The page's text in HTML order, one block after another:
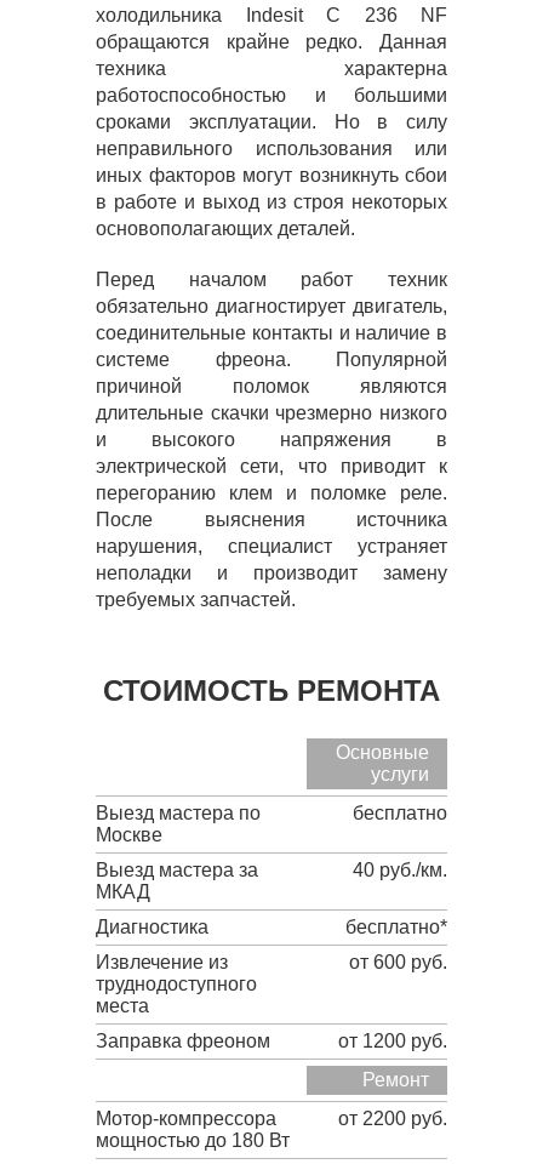
холодильника Indesit C 236 NF
обращаются крайне редко. Данная
техника характерна
работоспособностью и большими
сроками эксплуатации. Но в силу
неправильного использования или
иных факторов могут возникнуть сбои
в работе и выход из строя некоторых
основополагающих деталей.
Перед началом работ техник
обязательно диагностирует двигатель,
соединительные контакты и наличие в
системе фреона. Популярной
причиной поломок являются
длительные скачки чрезмерно низкого
и высокого напряжения в
электрической сети, что приводит к
перегоранию клем и поломке реле.
После выяснения источника
нарушения, специалист устраняет
неполадки и производит замену
требуемых запчастей.
СТОИМОСТЬ РЕМОНТА
Основные
услуги
Выезд мастера по
Москве
бесплатно
Выезд мастера за
МКАД
40 руб./км.
Диагностика
бесплатно*
Извлечение из
труднодоступного
места
от 600 руб.
Заправка фреоном
от 1200 руб.
Ремонт
Мотор-компрессора
мощностью до 180 Вт
от 2200 руб.